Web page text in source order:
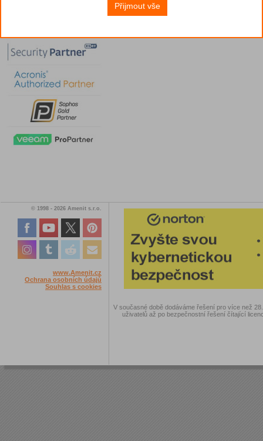
© 1998 - 2026 Amenit s.r.o.
www.Amenit.cz
Ochrana osobních údajů
Souhlas s cookies
V současné době dodáváme řešení pro více než
uživatelů až po bezpečnostní řešení čítající
Přijmout vše